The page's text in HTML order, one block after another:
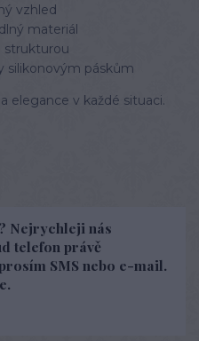
vzhled
materiál
strukturou
silikonovým páskům
elegance v každé situaci.
Nejrychleji nás
telefon právě
SMS nebo e-mail.